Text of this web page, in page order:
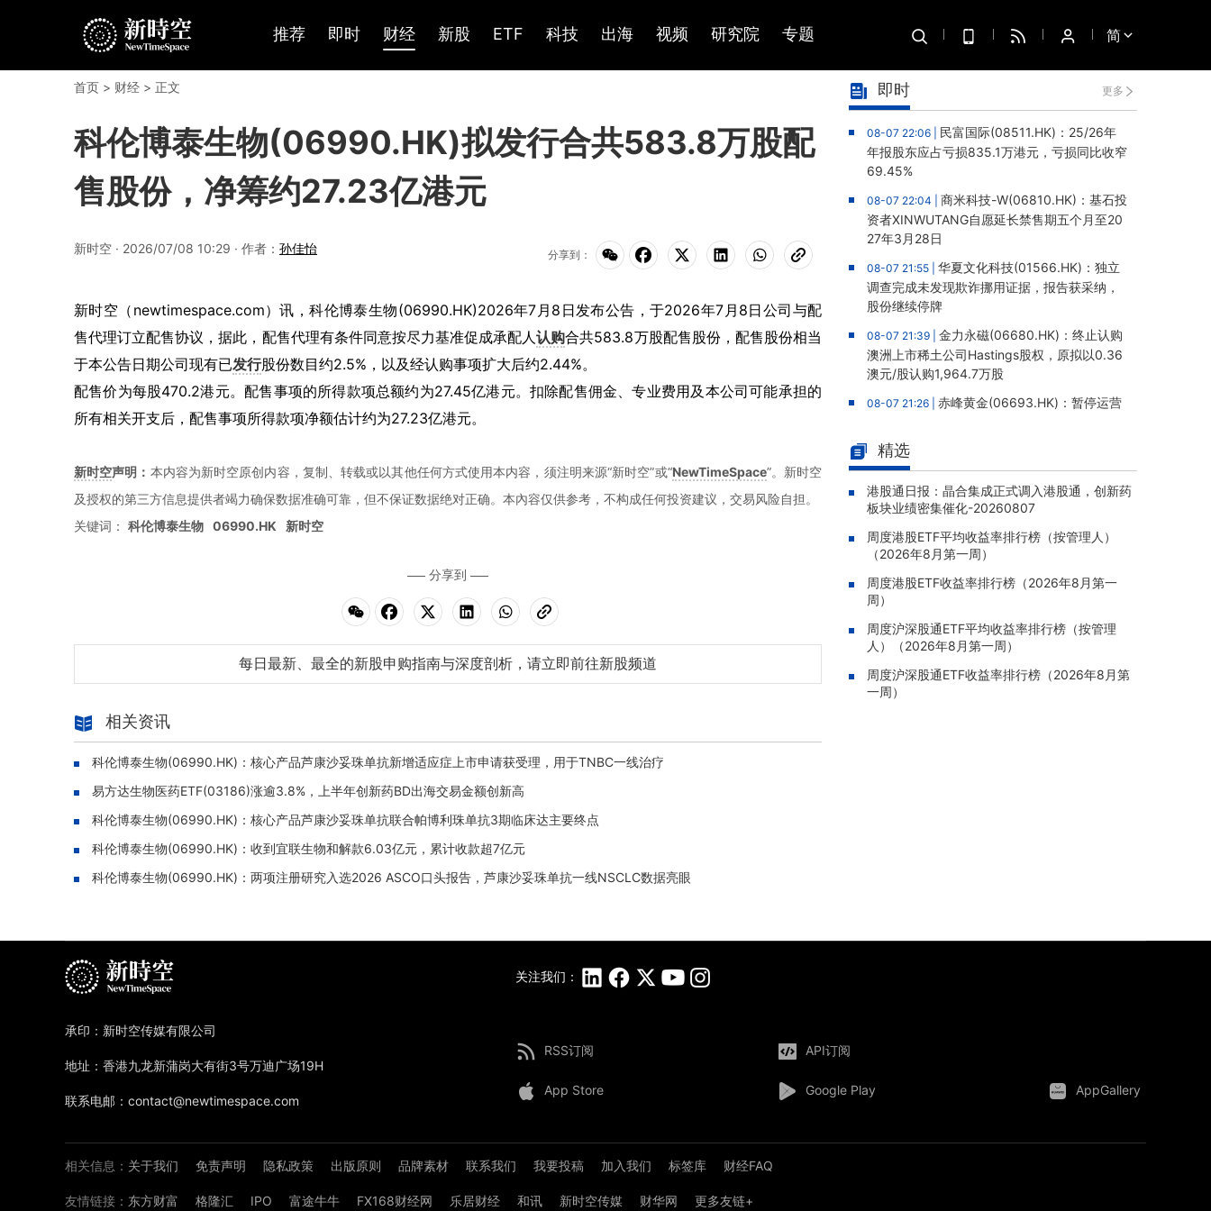
推荐 即时 财经 新股 ETF 科技 出海 视频 研究院 专题 简
首页 > 财经 > 正文
科伦博泰生物(06990.HK)拟发行合共583.8万股配
售股份，净筹约27.23亿港元
新时空 · 2026/07/08 10:29 · 作者： 孙佳怡 分享到：
新时空（ newtimespace.com）讯，科伦博泰生物(06990.HK)2026年7月8日发布公告，于2026年7月8日公司与配
售代理订立配售协议，据此，配售代理有条件同意按尽力基准促成承配人认购合共583.8万股配售股份，配售股份相当
于本公告日期公司现有已发行股份数目约2.5%，以及经认购事项扩大后约2.44%。
配售价为每股470.2港元。配售事项的所得款项总额约为27.45亿港元。扣除配售佣金、专业费用及本公司可能承担的
所有相关开支后，配售事项所得款项净额估计约为27.23亿港元。
新时空声明： 本内容为新时空原创内容，复制、转载或以其他任何方式使用本内容，须注明来源“新时空”或“NewTimeSpace”。新时空
及授权的第三方信息提供者竭力确保数据准确可靠，但不保证数据绝对正确。本內容仅供参考，不构成任何投资建议，交易风险自担。
关键词： 科伦博泰生物 06990.HK 新时空
分享到
每日最新、最全的新股申购指南与深度剖析，请立即前往新股频道
相关资讯
科伦博泰生物(06990.HK)：核心产品芦康沙妥珠单抗新增适应症上市申请获受理，用于TNBC一线治疗
易方达生物医药ETF(03186)涨逾3.8%，上半年创新药BD出海交易金额创新高
科伦博泰生物(06990.HK)：核心产品芦康沙妥珠单抗联合帕博利珠单抗3期临床达主要终点
科伦博泰生物(06990.HK)：收到宜联生物和解款6.03亿元，累计收款超7亿元
科伦博泰生物(06990.HK)：两项注册研究入选2026 ASCO口头报告，芦康沙妥珠单抗一线NSCLC数据亮眼
即时 更多
08-07 22:06 | 民富国际(08511.HK)：25/26年
年报股东应占亏损835.1万港元，亏损同比收窄
69.45%
08-07 22:04 | 商米科技-W(06810.HK)：基石投
资者XINWUTANG自愿延长禁售期五个月至20
27年3月28日
08-07 21:55 | 华夏文化科技(01566.HK)：独立
调查完成未发现欺诈挪用证据，报告获采纳，
股份继续停牌
08-07 21:39 | 金力永磁(06680.HK)：终止认购
澳洲上市稀土公司Hastings股权，原拟以0.36
澳元/股认购1,964.7万股
08-07 21:26 | 赤峰黄金(06693.HK)：暂停运营
人民币5,406万元
08-07 20:07 |灵宝黄金(03330.HK)：新疆哈巴
河勘查取得重大进展，保有金金属量由13.20吨
跃升至53.94吨
08-07 20:04 |迅策(03317.HK)：与天合算力订
立战略合作备忘，共探能源垂类大模型与Toke
n工厂商业化
08-07 20:02 |
中国泛半导体IMSS市场排名第三
08-07 19:47 | 浙能迈领绿航二次递表港交所，为
全球领先的绿色航运设备和系统提供商
08-07 19:09 |
精选
港股通日报：晶合集成正式调入港股通，创新药
板块业绩密集催化-20260807
周度港股ETF平均收益率排行榜（按管理人）
（2026年8月第一周）
周度港股ETF收益率排行榜（2026年8月第一
周）
周度沪深股通ETF平均收益率排行榜（按管理
人）（2026年8月第一周）
周度沪深股通ETF收益率排行榜（2026年8月第
一周）
关注我们：
RSS订阅 API订阅
App Store Google Play AppGallery
相关信息： 关于我们 免责声明 隐私政策 出版原则 品牌素材 联系我们 我要投稿 加入我们 标签库 财经FAQ
友情链接： 东方财富 格隆汇 IPO 富途牛牛 FX168财经网 乐居财经 和讯 新时空传媒 财华网 更多友链+
承印：新时空传媒有限公司
地址：香港九龙新蒲岗大有街3号万迪广场19H
联系电邮：contact@newtimespace.com